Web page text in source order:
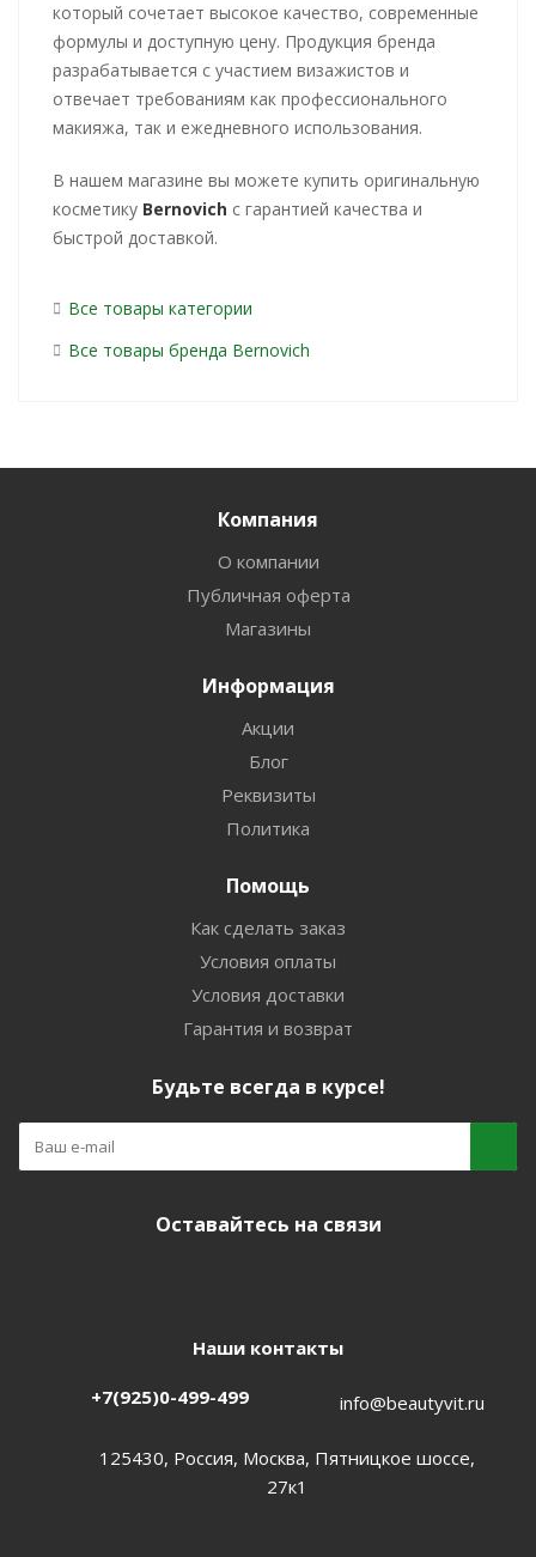
который сочетает высокое качество, современные
формулы и доступную цену. Продукция бренда
разрабатывается с участием визажистов и
отвечает требованиям как профессионального
макияжа, так и ежедневного использования.
В нашем магазине вы можете купить оригинальную
косметику Bernovich с гарантией качества и
быстрой доставкой.
Все товары категории
Все товары бренда Bernovich
Компания
О компании
Публичная оферта
Магазины
Информация
Акции
Блог
Реквизиты
Политика
Помощь
Как сделать заказ
Условия оплаты
Условия доставки
Гарантия и возврат
Будьте всегда в курсе!
Оставайтесь на связи
Наши контакты
+7(925)0-499-499 info@beautyvit.ru
125430, Россия, Москва, Пятницкое шоссе,
27к1